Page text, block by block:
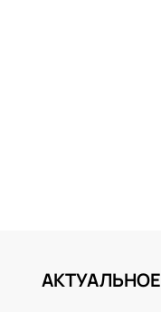
АКТУАЛЬНОЕ